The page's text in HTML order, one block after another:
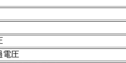
電圧